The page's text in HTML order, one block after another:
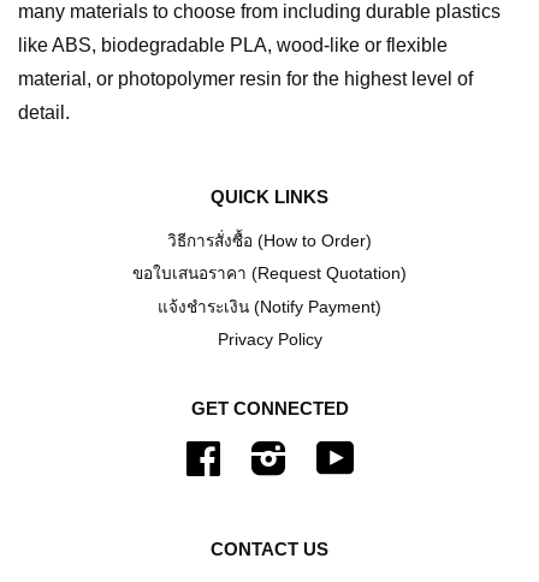
many materials to choose from including durable plastics
like ABS, biodegradable PLA, wood-like or flexible
material, or photopolymer resin for the highest level of
detail.
QUICK LINKS
วิธีการสั่งซื้อ (How to Order)
ขอใบเสนอราคา (Request Quotation)
แจ้งชำระเงิน (Notify Payment)
Privacy Policy
GET CONNECTED
Facebook Instagram
CONTACT US